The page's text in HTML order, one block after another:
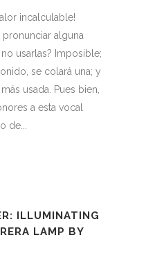
incalculable!
alguna
usarlas? Imposible;
se colará una; y
usada. Pues bien,
a esta vocal
de...
ILLUMINATING
LAMP BY